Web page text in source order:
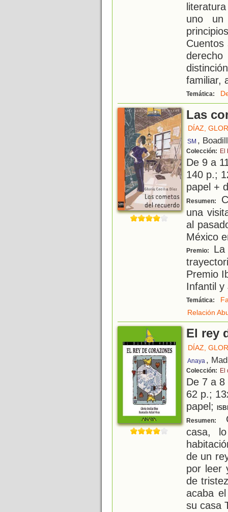
uno
Cuentos
familiar,
Temática:
Las
DÍAZ,
SM ,
Colección: El
De 9 a
140 p.;
papel +
Resumen:
una
al
México
Premio:
La
Premio
Infantil y
Temática:
Relación
El rey
DÍAZ,
Anaya ,
Colección: El
De 7 a
62 p.;
papel;
Resumen:
casa,
de un
por leer
de
acaba
su casa